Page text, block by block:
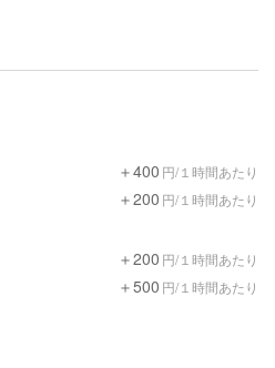
＋400 円/１時間あたり
＋200 円/１時間あたり
＋200 円/１時間あたり
＋500 円/１時間あたり